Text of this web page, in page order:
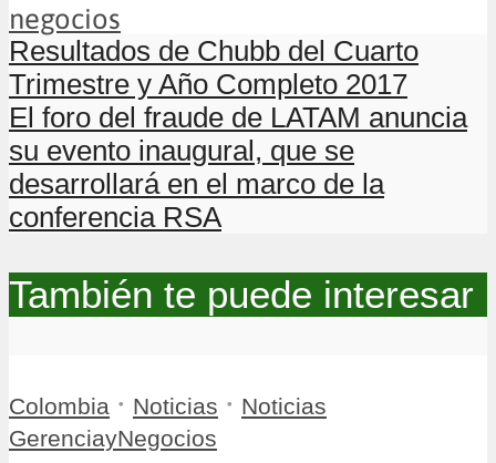
negocios
Resultados de Chubb del Cuarto
Trimestre y Año Completo 2017
El foro del fraude de LATAM anuncia
su evento inaugural, que se
desarrollará en el marco de la
conferencia RSA
También te puede interesar
Colombia • Noticias • Noticias
GerenciayNegocios